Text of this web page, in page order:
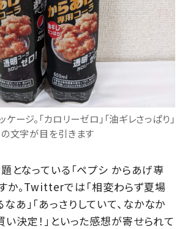
ージ。「カロリーゼロ」「油ギレさっぱり」
の文字が目を引きます
となっている「ペプシ からあげ専
か。Twitterでは「相変わらず夏場
あ」「あっさりしていて、なかなか
い決定！」といった感想が寄せられて